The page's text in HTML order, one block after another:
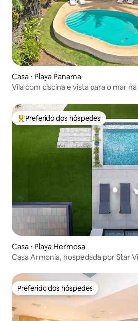
Casa ⋅ Playa Panama
Vila com piscina e vista para o mar
Entre os melhores preferidos dos
Preferido dos hóspedes
Casa ⋅ Playa Hermosa
Casa Armonía, hospedada por Star
Preferido dos hóspedes
Preferido dos hóspedes